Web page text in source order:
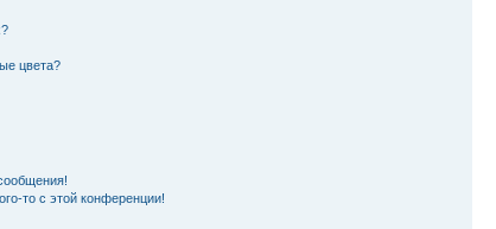
цвета?
то с этой конференции!